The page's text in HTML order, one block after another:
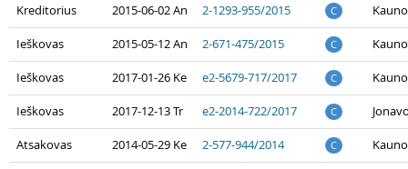
Kreditorius 2015-06-02 An 2-1293-955/2015 C
Ieškovas 2015-05-12 An 2-671-475/2015 C
Ieškovas 2017-01-26 Ke e2-5679-717/2017 C
Ieškovas 2017-12-13 Tr e2-2014-722/2017 C
Atsakovas 2014-05-29 Ke 2-577-944/2014 C